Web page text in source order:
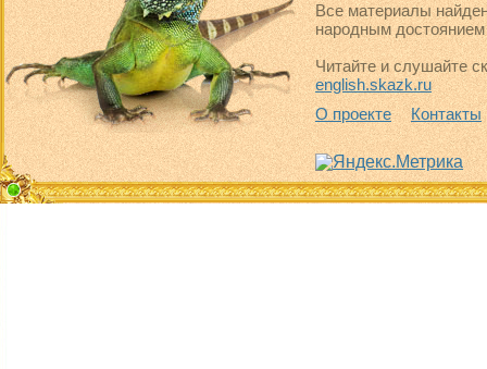
Все материалы
народным достоянием
Читайте и слушайте
english.skazk.ru
О проекте
Контакты